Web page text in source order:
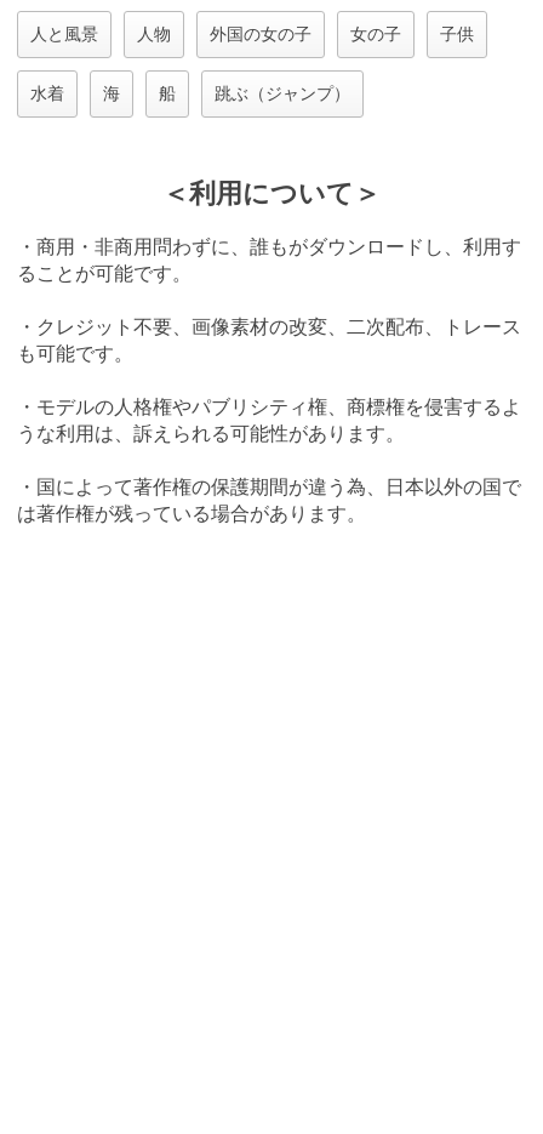
人と風景 人物 外国の女の子 女の子 子供
水着 海 船 跳ぶ（ジャンプ）
＜利用について＞
・商用・非商用問わずに、誰もがダウンロードし、利用す
ることが可能です。
・クレジット不要、画像素材の改変、二次配布、トレース
も可能です。
・モデルの人格権やパブリシティ権、商標権を侵害するよ
うな利用は、訴えられる可能性があります。
・国によって著作権の保護期間が違う為、日本以外の国で
は著作権が残っている場合があります。